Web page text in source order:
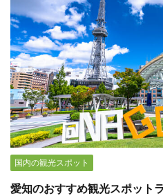
国内の観光スポット
愛知のおすすめ観光スポット